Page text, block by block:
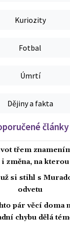
Kuriozity
Fotbal
Úmrtí
Dějiny a fakta
články
třem
změna, na
si stihl s
odvetu
pár věcí doma
chybu dělá